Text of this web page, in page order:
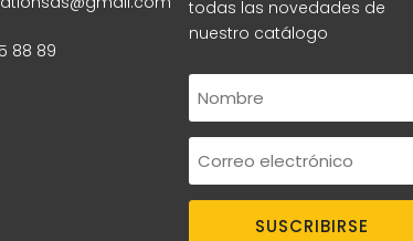
88 89
todas las novedades de
nuestro catálogo
SUSCRIBIRSE